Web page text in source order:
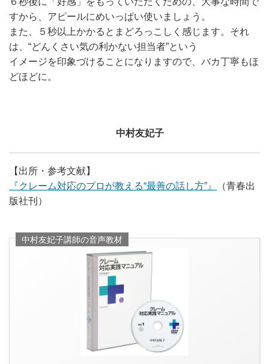
すから、アピールにめいっぱい使いましょう。
また、５秒以上かかるとまどろっこしく感じます。それ
は、“どんくさい気の利かない担当者”という
イメージを印象づけることになりますので、バカ丁寧もほ
どほどに。
中村友妃子
【出所・参考文献】
『クレーム対応のプロが教える“最善の話し方”』
（青春出
版社刊）
中村友妃子講師の音声教材